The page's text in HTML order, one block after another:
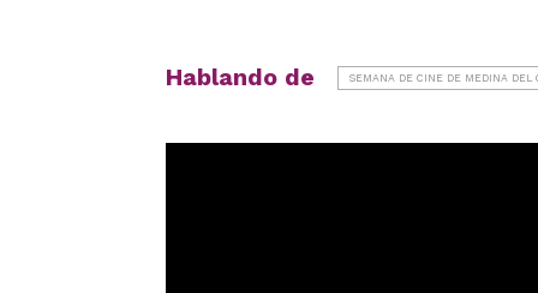
Hablando de SEMANA DE CINE DE MEDINA DEL